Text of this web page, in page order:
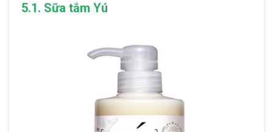
5.1. Sữa tắm Yú